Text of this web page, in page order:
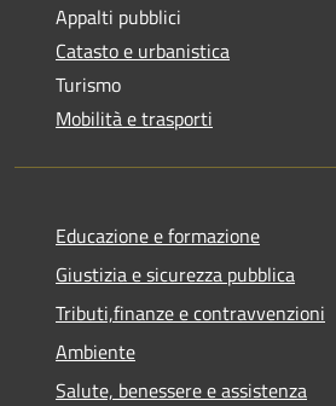
Appalti pubblici
Catasto e urbanistica
Turismo
Mobilità e trasporti
Educazione e formazione
Giustizia e sicurezza pubblica
Tributi,finanze e contravvenzioni
Ambiente
Salute, benessere e assistenza